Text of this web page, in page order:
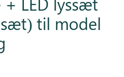
til model